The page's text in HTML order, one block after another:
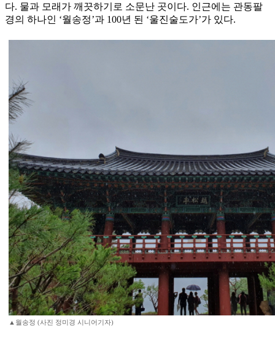
다. 물과 모래가 깨끗하기로 소문난 곳이다. 인근에는 관동팔
경의 하나인 ‘월송정’과 100년 된 ‘울진술도가’가 있다.
▲월송정 (사진 정미경 시니어기자)